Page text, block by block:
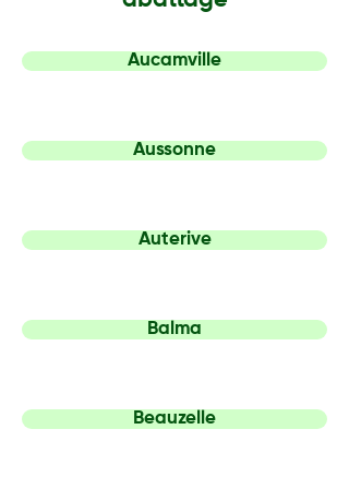
Aucamville
Aussonne
Auterive
Balma
Beauzelle